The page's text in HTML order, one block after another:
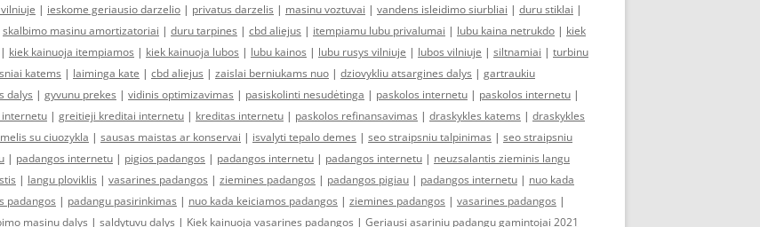
| ieskome geriausio darzelio | privatus darzelis | masinu voztuvai | vandens isleidimo siurbliai | duru stiklai |
skalbimo masinu amortizatoriai | duru tarpines | cbd aliejus | itempiamu lubu privalumai | lubu kaina netrukdo | kiek
| kiek kainuoja itempiamos | kiek kainuoja lubos | lubu kainos | lubu rusys vilniuje | lubos vilniuje | siltnamiai | turbinu
katems | laiminga kate | cbd aliejus | zaislai berniukams nuo | dziovykliu atsargines dalys | gartraukiu
dalys | gyvunu prekes | vidinis optimizavimas | pasiskolinti nesudėtinga | paskolos internetu | paskolos internetu |
| greitieji kreditai internetu | kreditas internetu | paskolos refinansavimas | draskykles katems | draskykles
su ciuozykla | sausas maistas ar konservai | isvalyti tepalo demes | seo straipsniu talpinimas | seo straipsniu
| padangos internetu | pigios padangos | padangos internetu | padangos internetu | neuzsalantis zieminis langu
| langu ploviklis | vasarines padangos | ziemines padangos | padangos pigiau | padangos internetu | nuo kada
padangos | padangu pasirinkimas | nuo kada keiciamos padangos | ziemines padangos | vasarines padangos |
masinu dalys | saldytuvu dalys | Kiek kainuoja vasarines padangos | Geriausi asariniu padangu gamintojai 2021